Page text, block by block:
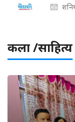
कला /साहित्य